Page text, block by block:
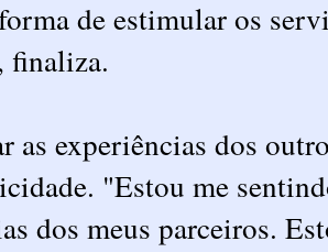
de estimular os
finaliza.
as experiências dos
"Estou me
dos meus parceiros.